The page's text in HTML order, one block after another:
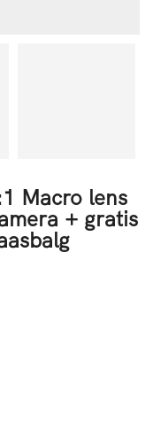
Macro lens
+ gratis